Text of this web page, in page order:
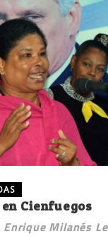
Cienfuegos
Enrique Milanés